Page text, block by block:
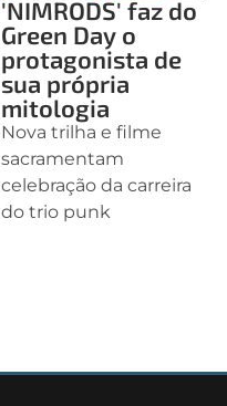
'NIMRODS' faz do
Green Day o
protagonista de
sua própria
mitologia
Nova trilha e filme
sacramentam
celebração da carreira
do trio punk